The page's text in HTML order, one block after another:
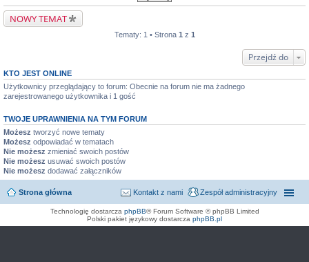
NOWY TEMAT
Tematy: 1 • Strona 1 z 1
Przejdź do
KTO JEST ONLINE
Użytkownicy przeglądający to forum: Obecnie na forum nie ma żadnego
zarejestrowanego użytkownika i 1 gość
TWOJE UPRAWNIENIA NA TYM FORUM
Możesz tworzyć nowe tematy
Możesz odpowiadać w tematach
Nie możesz zmieniać swoich postów
Nie możesz usuwać swoich postów
Nie możesz dodawać załączników
Strona główna Zespół administracyjny
Kontakt z nami
Technologię dostarcza phpBB® Forum Software © phpBB Limited
Polski pakiet językowy dostarcza phpBB.pl